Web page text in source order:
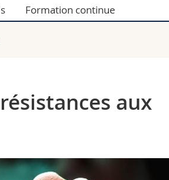
formation
Formation continue
aux